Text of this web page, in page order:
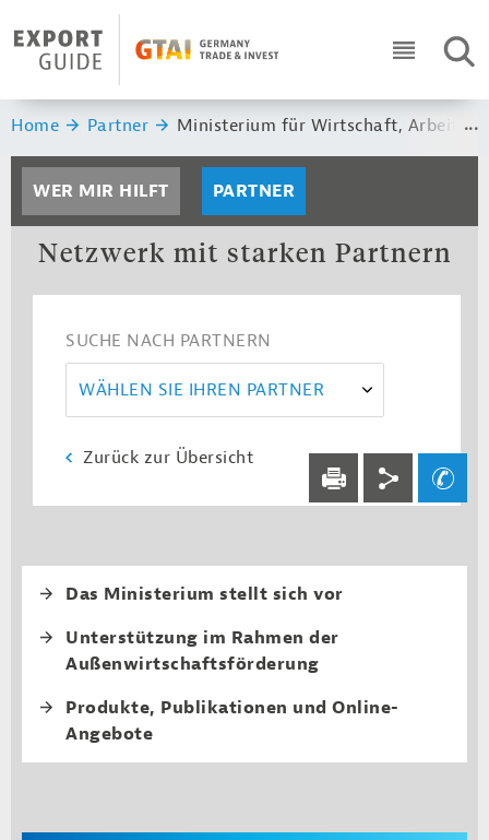
Header Logo
ICON
Sie sind hier:
Home Partner Ministerium für Wirtschaft, Arbeit
WER MIR HILFT PARTNER
Netzwerk mit starken Partnern
SUCHE NACH PARTNERN
WÄHLEN SIE IHREN PARTNER
Zurück zur Übersicht
Das Ministerium stellt sich vor
Unterstützung im Rahmen der
Außenwirtschaftsförderung
Produkte, Publikationen und Online-
Angebote
Service navi
DRUCKEN
Social navi
Ihre Frage an